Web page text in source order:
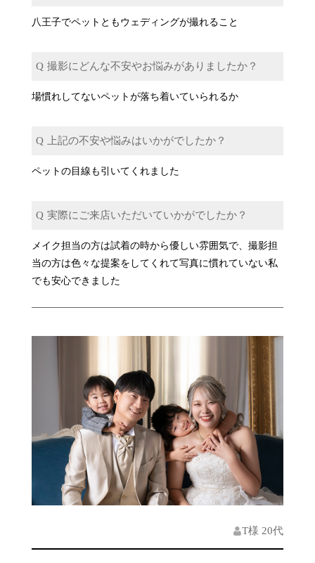
八王子でペットともウェディングが撮れること
撮影にどんな不安やお悩みがありましたか？
場慣れしてないペットが落ち着いていられるか
上記の不安や悩みはいかがでしたか？
ペットの目線も引いてくれました
実際にご来店いただいていかがでしたか？
メイク担当の方は試着の時から優しい雰囲気で、撮影担
当の方は色々な提案をしてくれて写真に慣れていない私
でも安心できました
T様 20代